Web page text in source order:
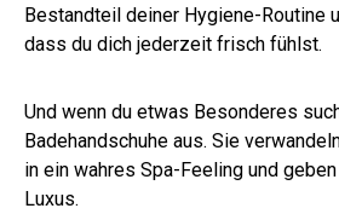
Bestandteil deiner Hygiene-Routine
dass du dich jederzeit frisch fühlst.
Und wenn du etwas Besonderes
Badehandschuhe aus. Sie
in ein wahres Spa-Feeling und
Luxus.